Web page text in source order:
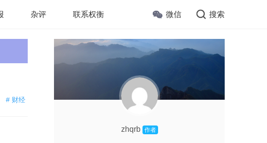
杂评 联系权衡 微信 搜索
# 财经
zhqrb 作者